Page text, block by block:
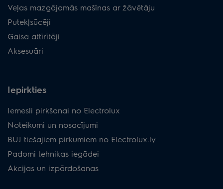
Veļas mazgājamās mašīnas ar žāvētāju
Putekļsūcēji
Gaisa attīrītāji
Aksesuāri
Iepirkties
Iemesli pirkšanai no Electrolux
Noteikumi un nosacījumi
BUJ tiešajiem pirkumiem no Electrolux.lv
Padomi tehnikas iegādei
Akcijas un izpārdošanas